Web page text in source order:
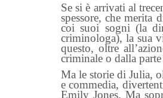
Se si è arrivati al
spessore, che merita
coi suoi sogni (la
criminologa), la sua
questo, oltre
criminale o dalla
Ma le storie di Julia,
e commedia,
Emily Jones. Ma